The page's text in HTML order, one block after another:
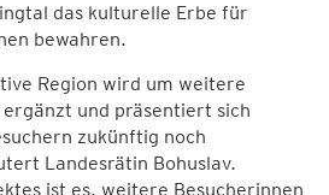
das kulturelle Erbe für
bewahren.
Region wird um weitere
und präsentiert sich
zukünftig noch
Landesrätin Bohuslav.
ist es, weitere Besucherinnen